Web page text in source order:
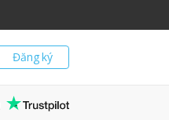
Đăng ký